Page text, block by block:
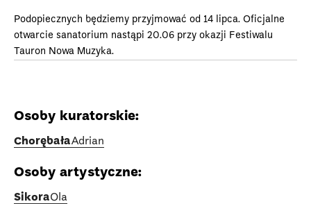
Podopiecznych będziemy przyjmować od 14 lipca. Oficjalne
otwarcie sanatorium nastąpi 20.06 przy okazji Festiwalu
Tauron Nowa Muzyka.
Osoby kuratorskie:
ChorębałaAdrian
Osoby artystyczne:
SikoraOla